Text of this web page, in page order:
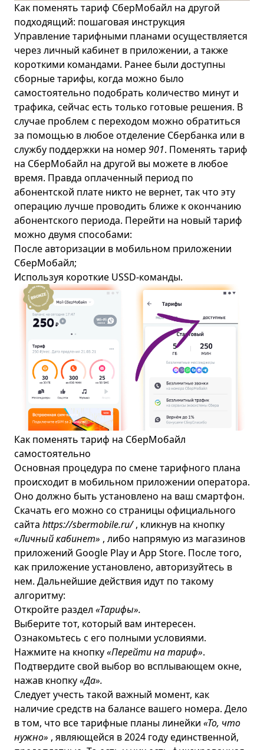
Как поменять тариф СберМобайл на другой
подходящий: пошаговая инструкция
Управление тарифными планами осуществляется
через личный кабинет в приложении, а также
короткими командами. Ранее были доступны
сборные тарифы, когда можно было
самостоятельно подобрать количество минут и
трафика, сейчас есть только готовые решения. В
случае проблем с переходом можно обратиться
за помощью в любое отделение Сбербанка или в
службу поддержки на номер 901. Поменять тариф
на СберМобайл на другой вы можете в любое
время. Правда оплаченный период по
абонентской плате никто не вернет, так что эту
операцию лучше проводить ближе к окончанию
абонентского периода. Перейти на новый тариф
можно двумя способами:
После авторизации в мобильном приложении
СберМобайл;
Используя короткие USSD-команды.
Как поменять тариф на СберМобайл
самостоятельно
Основная процедура по смене тарифного плана
происходит в мобильном приложении оператора.
Оно должно быть установлено на ваш смартфон.
Скачать его можно со страницы официального
сайта https://sbermobile.ru/, кликнув на кнопку
«Личный кабинет» , либо напрямую из магазинов
приложений Google Play и App Store. После того,
как приложение установлено, авторизуйтесь в
нем. Дальнейшие действия идут по такому
алгоритму:
Откройте раздел «Тарифы».
Выберите тот, который вам интересен.
Ознакомьтесь с его полными условиями.
Нажмите на кнопку«Перейти на тариф».
Подтвердите свой выбор во всплывающем окне,
нажав кнопку«Да».
Следует учесть такой важный момент, как
наличие средств на балансе вашего номера. Дело
в том, что все тарифные планы линейки «То, что
нужно» , являющейся в 2024 году единственной,